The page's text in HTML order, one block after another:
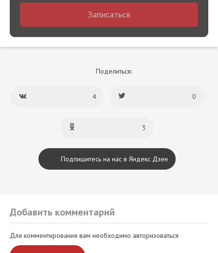
Записаться
Поделиться:
4 0
3
Подпишитесь на нас в Яндекс Дзен
Добавить комментарий
Для комментирования вам необходимо авторизоваться